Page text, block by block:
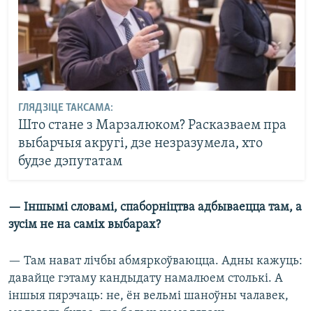
ГЛЯДЗІЦЕ ТАКСАМА:
Што стане з Марзалюком? Расказваем пра
выбарчыя акругі, дзе незразумела, хто
будзе дэпутатам
— Іншымі словамі, спаборніцтва адбываецца там, а
зусім не на саміх выбарах?
— Там нават лічбы абмяркоўваюцца. Адны кажуць:
давайце гэтаму кандыдату намалюем столькі. А
іншыя пярэчаць: не, ён вельмі шаноўны чалавек,